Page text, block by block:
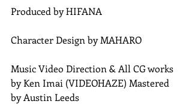
Produced by HIFANA
Character Design by MAHARO
Music Video Direction & All CG works
by Ken Imai (VIDEOHAZE) Mastered
by Austin Leeds